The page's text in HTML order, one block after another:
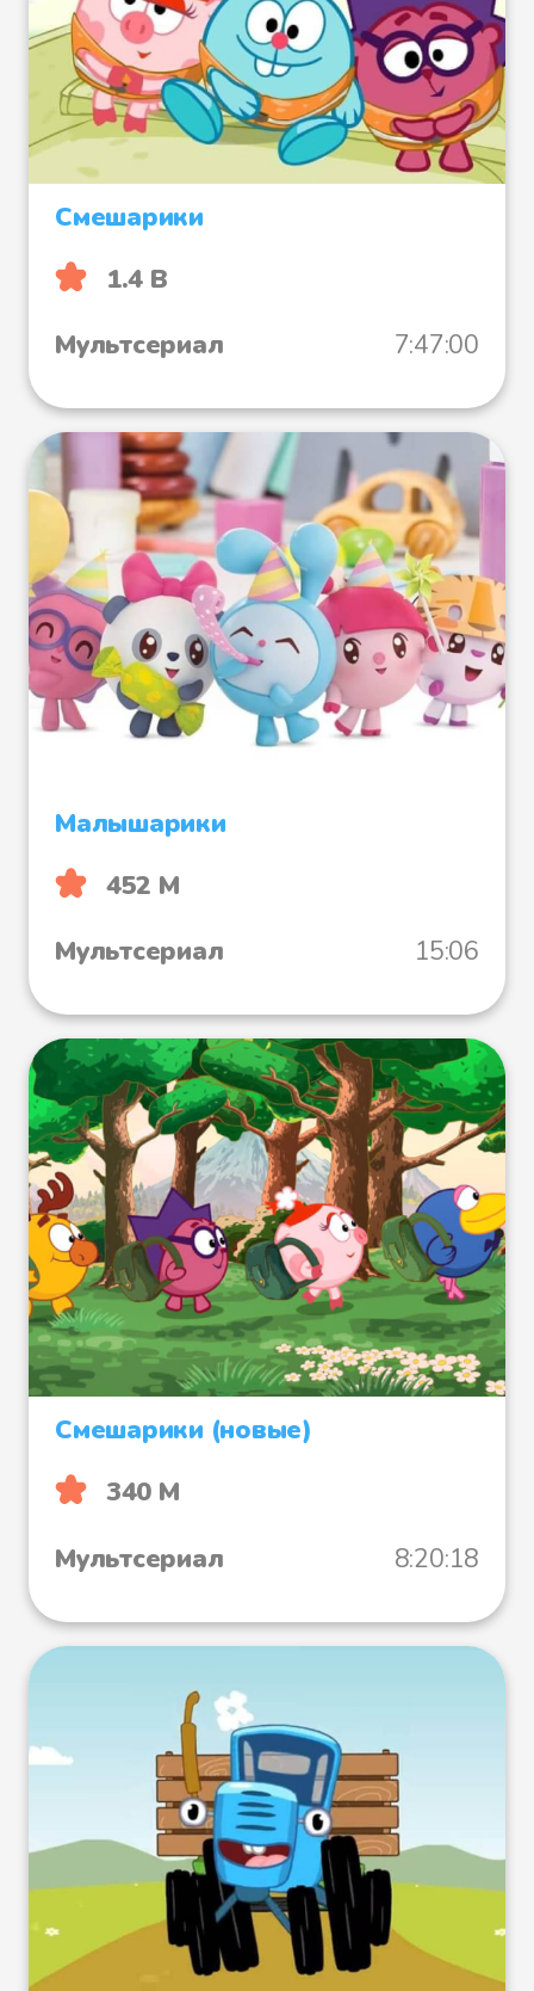
Смешарики
1.4 B
Мультсериал
7:47:00
Малышарики
452 М
Мультсериал
15:06
Смешарики (новые)
340 М
Мультсериал
8:20:18